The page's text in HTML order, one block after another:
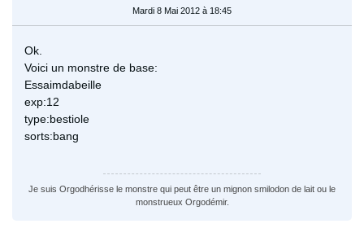
Mardi 8 Mai 2012 à 18:45
Ok.
Voici un monstre de base:
Essaimdabeille
exp:12
type:bestiole
sorts:bang
Je suis Orgodhérisse le monstre qui peut être un mignon smilodon de lait ou le
monstrueux Orgodémir.